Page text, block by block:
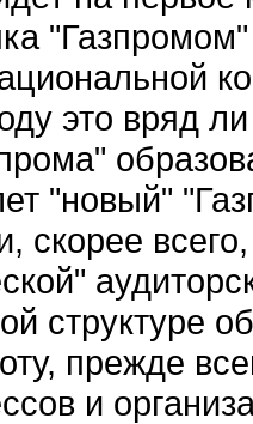
это вряд ли
"новый"
скорее
структуре
прежде
и